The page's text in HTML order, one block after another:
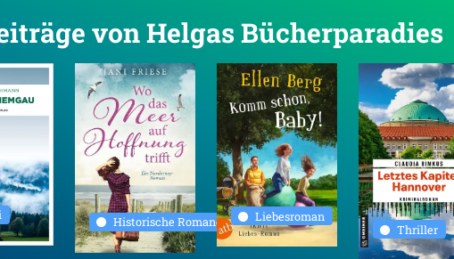
von Helgas Bücherparadies
Historische Romane Liebesroman
Thriller